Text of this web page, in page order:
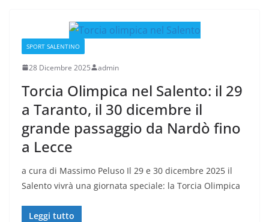
SPORT SALENTINO
28 Dicembre 2025 admin
Torcia Olimpica nel Salento: il 29
a Taranto, il 30 dicembre il
grande passaggio da Nardò fino
a Lecce
a cura di Massimo Peluso Il 29 e 30 dicembre 2025 il
Salento vivrà una giornata speciale: la Torcia Olimpica
Leggi tutto